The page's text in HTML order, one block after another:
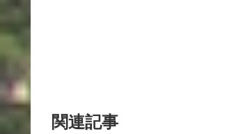
関連記事